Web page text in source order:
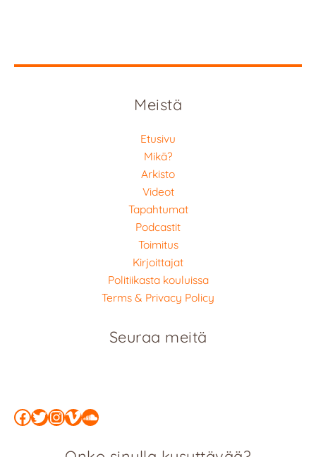
Meistä
Etusivu
Mikä?
Arkisto
Videot
Tapahtumat
Podcastit
Toimitus
Kirjoittajat
Politiikasta kouluissa
Terms & Privacy Policy
Seuraa meitä
Facebook
Twitter
Instagram
Vimeo
SoundCloud